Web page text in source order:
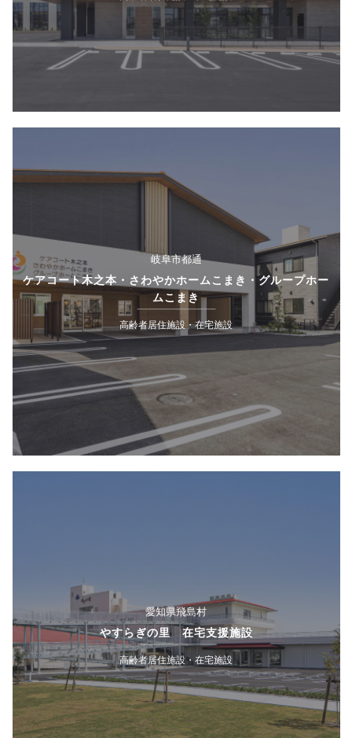
岐阜市都通
ケアコート木之本・さわやかホームこまき・グループホー
ムこまき
高齢者居住施設・在宅施設
愛知県飛島村
やすらぎの里 在宅支援施設
高齢者居住施設・在宅施設